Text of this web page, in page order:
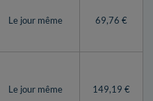
Le jour même 69,76 €
Le jour même 149,19 €